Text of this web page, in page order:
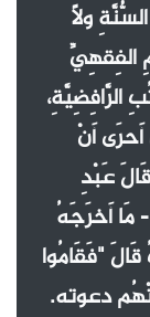
ولًا
الفِقهِيِّ
الرَّافِضِيَّةِ،
أَحرَى أَنْ
عَبْدِ
مَا أَخرَجَهُ
(1/ 119) حَيثُ قَالَ "فَقَامُوا
دعوته.